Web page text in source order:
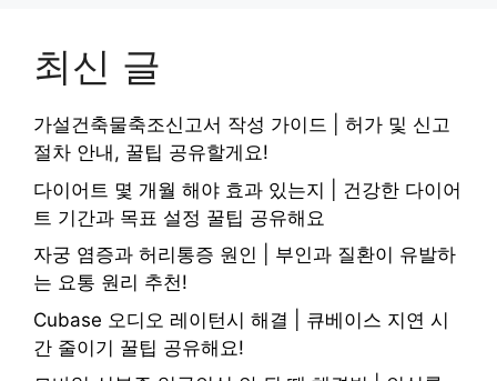
최신 글
가설건축물축조신고서 작성 가이드 | 허가 및 신고
절차 안내, 꿀팁 공유할게요!
다이어트 몇 개월 해야 효과 있는지 | 건강한 다이어
트 기간과 목표 설정 꿀팁 공유해요
자궁 염증과 허리통증 원인 | 부인과 질환이 유발하
는 요통 원리 추천!
Cubase 오디오 레이턴시 해결 | 큐베이스 지연 시
간 줄이기 꿀팁 공유해요!